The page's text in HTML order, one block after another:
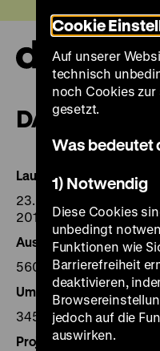
zum
Seiteninhalt
springen
DATEN UND
Laufzeit
23. Juni – 31. Oktober
2018)
Ausstellungsfläche
560 m², 1.
Umfang der Ausstellung
345 Objekte
Projektleitung und
Cookie
Auf unserer
technisch
noch Cookies
gesetzt.
Was bedeutet
1) Notwendig
Diese Cookies
unbedingt
Funktionen wie
Barrierefreiheit
deaktivieren,
jedoch auf die
auswirken.